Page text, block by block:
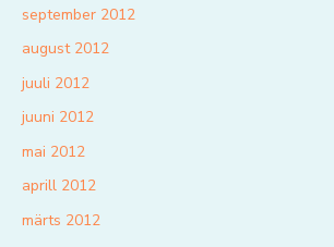
september 2012
august 2012
juuli 2012
juuni 2012
mai 2012
aprill 2012
märts 2012